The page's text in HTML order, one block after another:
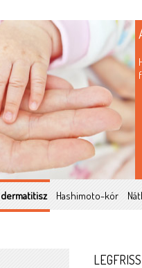
Hashimoto-kór